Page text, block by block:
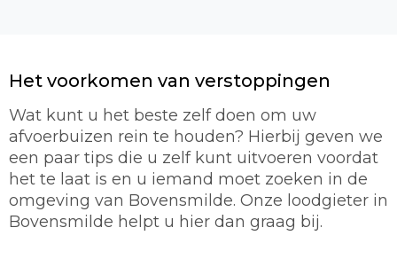
Het voorkomen van verstoppingen
Wat kunt u het beste zelf doen om uw
afvoerbuizen rein te houden? Hierbij geven we
een paar tips die u zelf kunt uitvoeren voordat
het te laat is en u iemand moet zoeken in de
omgeving van Bovensmilde. Onze loodgieter in
Bovensmilde helpt u hier dan graag bij.